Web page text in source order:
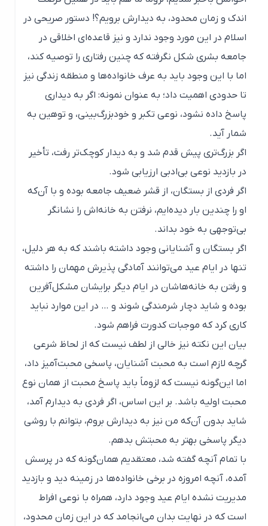
اندک و زمان محدود، به دیدارش برویم؟! دستور صریحی در
اسلام در این مورد وجود ندارد و نیز قاعده‌ای اخلاقی در
جامعه بشری شکل نگرفته که چنین رفتاری را توصیه کند،
اما با این وجود باید به عرف خانواده‌ها و منطقه زندگی نیز
تا حدودی اهمیت داد؛ به عنوان نمونه: اگر به دیداری
پاسخ داده نشود، نوعی تکبر و خودبزرگ‌بینی، و توهین به
شمار آید.
اگر بزرگ‌تری پیش قدم شد و به دیدار کوچک‌تر رفت، تأخیر
در بازدید نوعی بی‌ادبی ارزیابی شود.
اگر فردی از بستگان، از قشر ضعیف جامعه بوده و با آن‌که
او را چندین بار دیده‌ایم، نرفتن به خانه‌اش را نشانگر
بی‌توجهی به خود بداند.
اگر بستگان و آشنایانی وجود داشته باشند که به هر دلیل،
تنها در ایام عید می‌توانند آمادگی پذیرش مهمان را داشته
و رفتن به خانه‌هاشان در ایام دیگر برایشان مشکل‌آفرین
بوده و شاید دچار شرمندگی شوند و … در این موارد نباید
کاری کرد که موجبات کدورت فراهم شود.
بیان این نکته نیز خالی از لطف نیست که از لحاظ شرعی
گرچه لازم است به محبت آشنایان، پاسخی محبت‌آمیز داد،
اما این‌گونه نیست که لزوماً باید پاسخ محبت از همان نوع
محبت اولیه باشد. بر این اساس، اگر فردی به دیدارم آمد،
شاید بدون آن‌که من نیز به دیدارش بروم، بتوانم با روشی
دیگر پاسخی بهتر به محبتش بدهم.
با تمام آنچه گفته شد، معتقدیم همان‌گونه که در پرسش
آمده، آنچه امروزه در برخی خانواده‌ها در زمینه دید و بازدید
مدیریت نشده ایام عید وجود دارد، همراه با نوعی افراط
است که در نهایت بدان می‌انجامد که در این زمان محدود،